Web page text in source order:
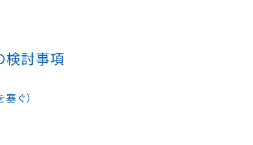
検討事項
ぐ）